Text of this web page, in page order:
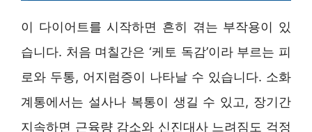
이 다이어트를 시작하면 흔히 겪는 부작용이 있
습니다. 처음 며칠간은 ‘케토 독감’이라 부르는 피
로와 두통, 어지럼증이 나타날 수 있습니다. 소화
계통에서는 설사나 복통이 생길 수 있고, 장기간
지속하면 근육량 감소와 신진대사 느려짐도 걱정